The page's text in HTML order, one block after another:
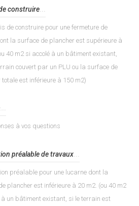
construire
de construire pour une fermeture de
la surface de plancher est supérieure à
40 m2 si accolé à un bâtiment existant,
couvert par un PLU ou la surface de
totale est inférieure à 150 m2)
à vos questions
préalable de travaux...
préalable pour une lucarne dont la
plancher est inférieure à 20 m2. (ou 40 m2
à un bâtiment existant, si le terrain est